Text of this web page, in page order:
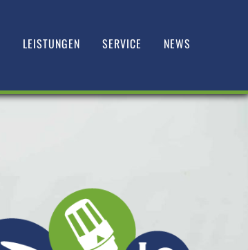
LEISTUNGEN SERVICE NEWS